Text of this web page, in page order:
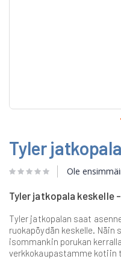
to
the
beginning
of
images
Tyler
Ole
Tyler jatkopala keskelle
Tyler jatkopalan saat
ruokapöydän keskelle. Näin
isommankin porukan
verkkokaupastamme kotiin